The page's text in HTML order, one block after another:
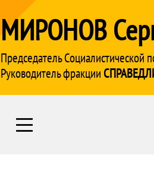
МИРОНОВ
Председатель Социалистической
Руководитель фракции